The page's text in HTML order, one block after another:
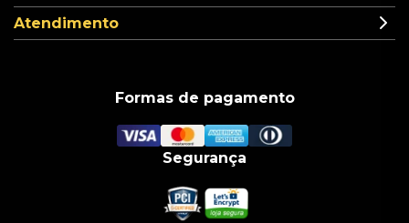
Atendimento
Formas de pagamento
Segurança